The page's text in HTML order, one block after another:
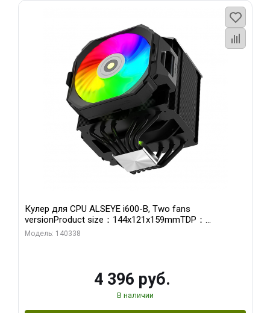
Кулер для CPU ALSEYE i600-B, Two fans
versionProduct size：144x121x159mmTDP：
270WSoldering technology CD textureApplication:Intel：
Модель: 140338
4 396 руб.
В наличии